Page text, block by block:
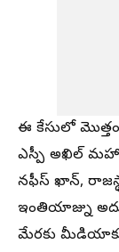
ఈ కేసులో
ఎస్పీ అఖిల్
నఫీస్ ఖాన్,
ఇంతియాజ్ను
మేరకు మీడియాకు